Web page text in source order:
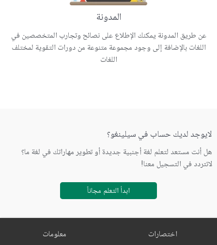
المدونة
عن طريق المدونة يمكنك الإطلاع على نصائح وتجارب المتخصصين في
اللغات بالإضافة إلى وجود مجموعة متنوعة من دورات التقوية لمختلف
اللغات
لايوجد لديك حساب في سيلينغو؟
هل أنت مستعد لتعلم لغة أجنبية جديدة أو تطوير مهاراتك في لغة ما؟
لاتتردد في التسجيل معنا!
ابدأ التعلم مجاناً
اختصارات معلومات